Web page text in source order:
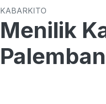
KABARKITO
Menilik